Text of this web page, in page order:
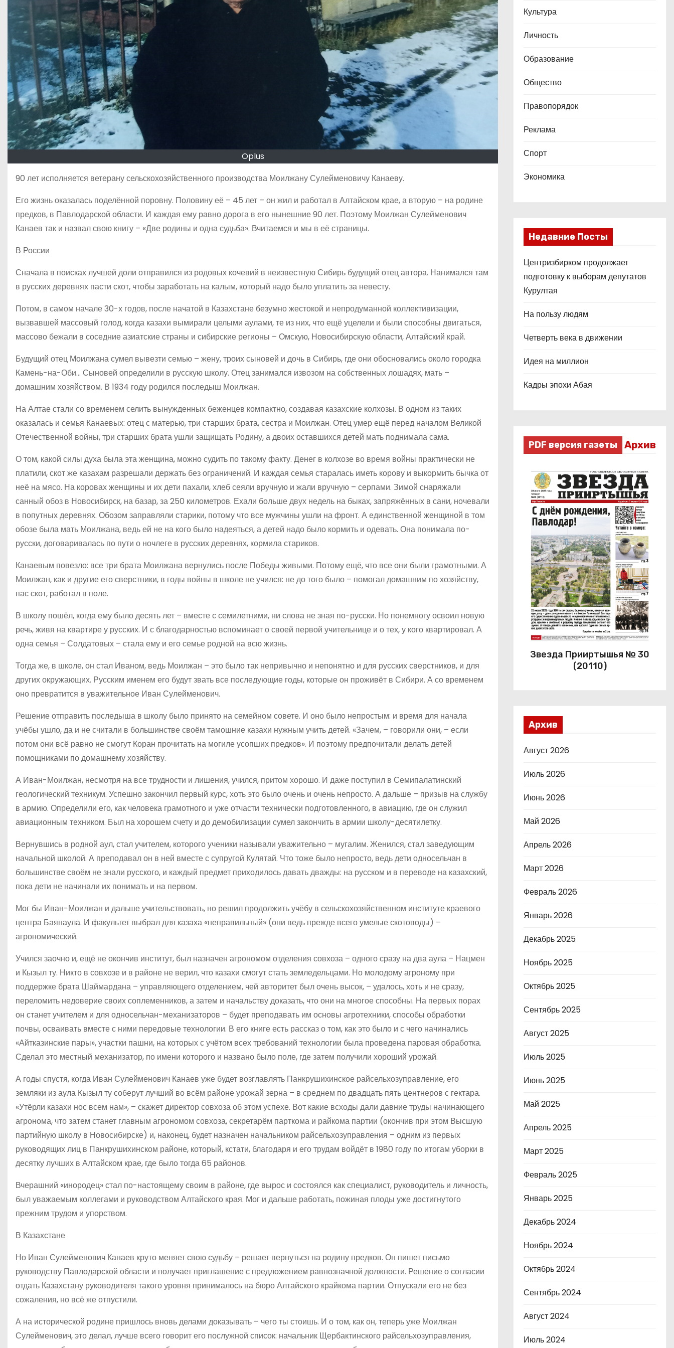
Oplus
90 лет исполняется ветерану сельскохозяйственного производства Моилжану Сулейменовичу Канаеву.
Его жизнь оказалась поделённой поровну. Половину её – 45 лет – он жил и работал в Алтайском крае, а вторую – на родине
предков, в Павлодарской области. И каждая ему равно дорога в его нынешние 90 лет. Поэтому Моилжан Сулейменович
Канаев так и назвал свою книгу – «Две родины и одна судьба». Вчитаемся и мы в её страницы.
В России
Сначала в поисках лучшей доли отправился из родовых кочевий в неизвестную Сибирь будущий отец автора. Нанимался там
в русских деревнях пасти скот, чтобы заработать на калым, который надо было уплатить за невесту.
Потом, в самом начале 30-х годов, после начатой в Казахстане безумно жестокой и непродуманной коллективизации,
вызвавшей массовый голод, когда казахи вымирали целыми аулами, те из них, что ещё уцелели и были способны двигаться,
массово бежали в соседние азиатские страны и сибирские регионы – Омскую, Новосибирскую области, Алтайский край.
Будущий отец Моилжана сумел вывезти семью – жену, троих сыновей и дочь в Сибирь, где они обосновались около городка
Камень-на-Оби… Сыновей определили в русскую школу. Отец занимался извозом на собственных лошадях, мать –
домашним хозяйством. В 1934 году родился последыш Моилжан.
На Алтае стали со временем селить вынужденных беженцев компактно, создавая казахские колхозы. В одном из таких
оказалась и семья Канаевых: отец с матерью, три старших брата, сестра и Моилжан. Отец умер ещё перед началом Великой
Оте­чественной войны, три старших брата ушли защищать Родину, а двоих оставшихся детей мать поднимала сама.
О том, какой силы духа была эта женщина, можно судить по такому факту. Денег в колхозе во время вой­ны практически не
платили, скот же казахам разрешали держать без ограничений. И каждая семья старалась иметь корову и выкормить бычка от
неё на мясо. На коровах женщины и их дети пахали, хлеб сеяли вручную и жали вручную – серпами. Зимой снаряжали
санный обоз в Новосибирск, на базар, за 250 километров. Ехали больше двух недель на быках, запряжённых в сани, ночевали
в попутных деревнях. Обозом заправляли старики, потому что все мужчины ушли на фронт. А единственной женщиной в том
обозе была мать Моилжана, ведь ей не на кого было надеяться, а детей надо было кормить и одевать. Она понимала по-
русски, договаривалась по пути о ночлеге в русских деревнях, кормила стариков.
Канаевым повезло: все три брата Моилжана вернулись после Победы живыми. Потому ещё, что все они были грамотными. А
Моилжан, как и другие его сверстники, в годы войны в школе не учился: не до того было – помогал домашним по хозяйству,
пас скот, работал в поле.
В школу пошёл, когда ему было десять лет – вместе с семилетними, ни слова не зная по-русски. Но понемногу освоил новую
речь, живя на квартире у русских. И с благодарностью вспоминает о своей первой учительнице и о тех, у кого квартировал. А
одна семья – Солдатовых – стала ему и его семье родной на всю жизнь.
Тогда же, в школе, он стал Иваном, ведь Моилжан – это было так непривычно и непонятно и для русских сверстников, и для
других окружающих. Русским именем его будут звать все последующие годы, которые он проживёт в Сибири. А со временем
оно превратится в уважительное Иван Сулейменович.
Решение отправить последыша в школу было принято на семейном совете. И оно было непростым: и время для начала
учёбы ушло, да и не считали в большинстве своём тамошние казахи нужным учить детей. «Зачем, – говорили они, – если
потом они всё равно не смогут Коран прочитать на могиле усопших предков». И поэтому предпочитали делать детей
помощниками по домашнему хозяйству.
А Иван-Моилжан, несмотря на все трудности и лишения, учился, притом хорошо. И даже поступил в Семипалатинский
геологический техникум. Успешно закончил первый курс, хоть это было очень и очень непросто. А дальше – призыв на службу
в армию. Определили его, как человека грамотного и уже отчасти технически подготовленного, в авиацию, где он служил
авиационным техником. Был на хорошем счету и до демобилизации сумел закончить в армии школу-десятилетку.
Вернувшись в родной аул, стал учителем, которого ученики называли уважительно – мугалим. Женился, стал заведующим
начальной школой. А преподавал он в ней вместе с супругой Кулятай. Что тоже было непросто, ведь дети односельчан в
большинстве своём не знали русского, и каждый предмет приходилось давать дважды: на русском и в переводе на казахский,
пока дети не начинали их понимать и на первом.
Мог бы Иван-Моилжан и дальше учительствовать, но решил продолжить учёбу в сельскохозяйственном институте краевого
центра Баянаула. И факультет выбрал для казаха «неправильный» (они ведь прежде всего умелые скотоводы) –
агрономический.
Учился заочно и, ещё не окончив институт, был назначен агрономом отделения совхоза – одного сразу на два аула – Нацмен
и Кызыл ту. Никто в совхозе и в районе не верил, что казахи смогут стать земледельцами. Но молодому агроному при
поддержке брата Шаймардана – управляющего отделением, чей авторитет был очень высок, – удалось, хоть и не сразу,
переломить недоверие своих соплеменников, а затем и начальству доказать, что они на многое способны. На первых порах
он станет учителем и для односельчан-механизаторов – будет преподавать им основы агротехники, способы обработки
почвы, осваивать вместе с ними передовые технологии. В его книге есть рассказ о том, как это было и с чего начинались
«Айтказинские пары», участки пашни, на которых с учётом всех требований технологии была проведена паровая обработка.
Сделал это местный механизатор, по имени которого и названо было поле, где затем получили хороший урожай.
А годы спустя, когда Иван Сулейменович Канаев уже будет возглавлять Панкрушихинское райсельхозуправление, его
земляки из аула Кызыл ту соберут лучший во всём районе урожай зерна – в среднем по двадцать пять центнеров с гектара.
«Утёрли казахи нос всем нам», – скажет директор совхоза об этом успехе. Вот какие всходы дали давние труды начинающего
агронома, что затем станет главным агрономом совхоза, секретарём парткома и райкома партии (окончив при этом Высшую
партийную школу в Новосибирске) и, наконец, будет назначен начальником райсельхозуправления – одним из первых
руководящих лиц в Панкрушихинском районе, который, кстати, благодаря и его трудам войдёт в 1980 году по итогам уборки в
десятку лучших в Алтайском крае, где было тогда 65 районов.
Вчерашний «инородец» стал по-настоящему своим в районе, где вырос и состоялся как специалист, руководитель и личность,
был уважаемым коллегами и руководством Алтайского края. Мог и дальше работать, пожиная плоды уже достигнутого
прежним трудом и упорством.
В Казахстане
Но Иван Сулейменович Канаев круто меняет свою судьбу – решает вернуться на родину предков. Он пишет письмо
руководству Павлодарской области и получает приглашение с предложением равнозначной должности. Решение о согласии
отдать Казахстану руководителя такого уровня принималось на бюро Алтайского крайкома партии. Отпускали его не без
сожаления, но всё же отпустили.
А на исторической родине пришлось вновь делами доказывать – чего ты стоишь. И о том, как он, теперь уже Моилжан
Сулейменович, это делал, лучше всего говорит его послужной список: начальник Щербактинского райсельхозуправления,
Культура
Личность
Образование
Общество
Правопорядок
Реклама
Спорт
Экономика
Недавние Посты
Центризбирком продолжает
подготовку к выборам депутатов
Курултая
На пользу людям
Четверть века в движении
Идея на миллион
Кадры эпохи Абая
PDF версия газеты Архив
Звезда Прииртышья № 30
(20110)
Архив
Август 2026
Июль 2026
Июнь 2026
Май 2026
Апрель 2026
Март 2026
Февраль 2026
Январь 2026
Декабрь 2025
Ноябрь 2025
Октябрь 2025
Сентябрь 2025
Август 2025
Июль 2025
Июнь 2025
Май 2025
Апрель 2025
Март 2025
Февраль 2025
Январь 2025
Декабрь 2024
Ноябрь 2024
Октябрь 2024
Сентябрь 2024
Август 2024
Июль 2024